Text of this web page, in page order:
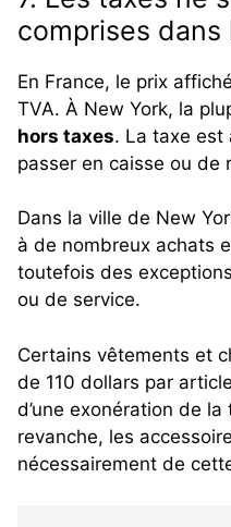
comprises dans
En France, le prix
TVA. À New York, la
hors taxes. La taxe est
passer en caisse ou de
Dans la ville de New
à de nombreux achats
toutefois des
ou de service.
Certains vêtements et
de 110 dollars par
d’une exonération de
revanche, les
nécessairement de